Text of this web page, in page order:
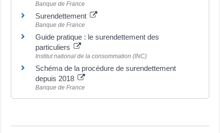
Banque de France
Surendettement
Banque de France
Guide pratique : le surendettement des
particuliers
Institut national de la consommation (INC)
Schéma de la procédure de surendettement
depuis 2018
Banque de France